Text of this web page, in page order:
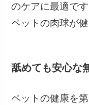
のケアに最適で
ペットの肉球が
舐めても安心な
ペットの健康を